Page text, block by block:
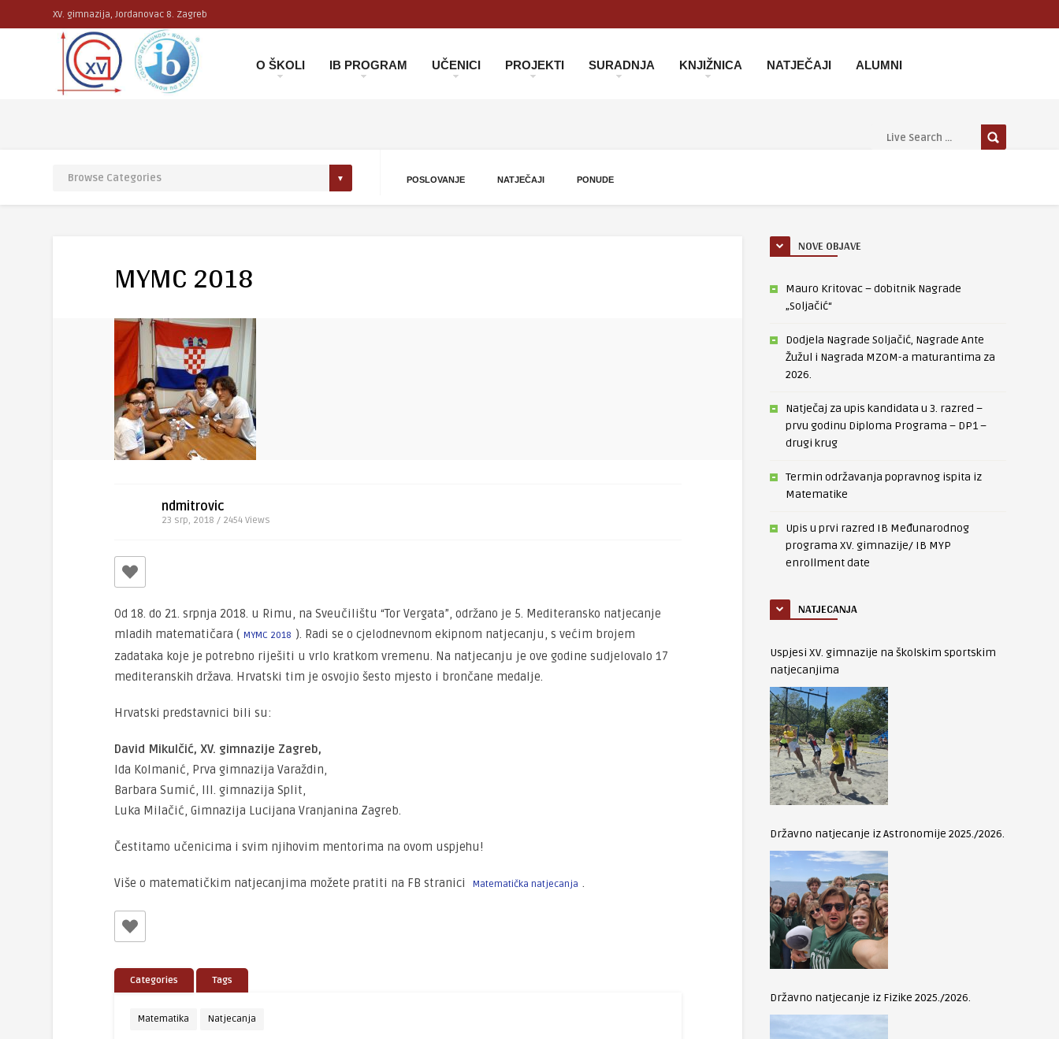
XV. gimnazija, Jordanovac 8. Zagreb
O ŠKOLI IB PROGRAM UČENICI PROJEKTI SURADNJA KNJIŽNICA NATJEČAJI ALUMNI
POSLOVANJE NATJEČAJI PONUDE
MYMC 2018
ndmitrovic
23 srp, 2018 / 2454 Views
Od 18. do 21. srpnja 2018. u Rimu, na Sveučilištu “Tor Vergata”, održano je 5. Mediteransko natjecanje
mladih matematičara ( MYMC 2018 ). Radi se o cjelodnevnom ekipnom natjecanju, s većim brojem
zadataka koje je potrebno riješiti u vrlo kratkom vremenu. Na natjecanju je ove godine sudjelovalo 17
mediteranskih država. Hrvatski tim je osvojio šesto mjesto i brončane medalje.
Hrvatski predstavnici bili su:
David Mikulčić, XV. gimnazije Zagreb,
Ida Kolmanić, Prva gimnazija Varaždin,
Barbara Sumić, III. gimnazija Split,
Luka Milačić, Gimnazija Lucijana Vranjanina Zagreb.
Čestitamo učenicima i svim njihovim mentorima na ovom uspjehu!
Više o matematičkim natjecanjima možete pratiti na FB stranici Matematička natjecanja .
Categories Tags
Matematika Natjecanja
NOVE OBJAVE
Mauro Kritovac – dobitnik Nagrade
„Soljačić“
Dodjela Nagrade Soljačić, Nagrade Ante
Žužul i Nagrada MZOM-a maturantima za
2026.
Natječaj za upis kandidata u 3. razred –
prvu godinu Diploma Programa – DP1 –
drugi krug
Termin održavanja popravnog ispita iz
Matematike
Upis u prvi razred IB Međunarodnog
programa XV. gimnazije/ IB MYP
enrollment date
NATJECANJA
Uspjesi XV. gimnazije na školskim sportskim
natjecanjima
Državno natjecanje iz Astronomije 2025./2026.
Državno natjecanje iz Fizike 2025./2026.